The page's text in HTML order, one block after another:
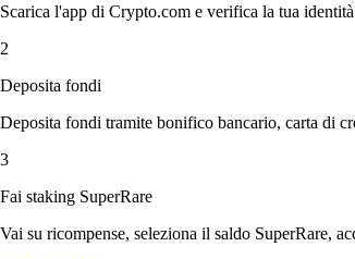
Scarica l'app di Crypto.com e verifica la tua
2
Deposita fondi
Deposita fondi tramite bonifico bancario, carta di
3
Fai staking SuperRare
Vai su ricompense, seleziona il saldo SuperRare,